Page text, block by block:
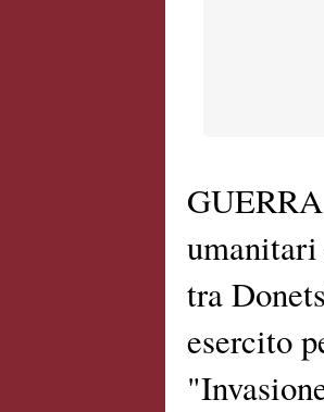
tra
esercito